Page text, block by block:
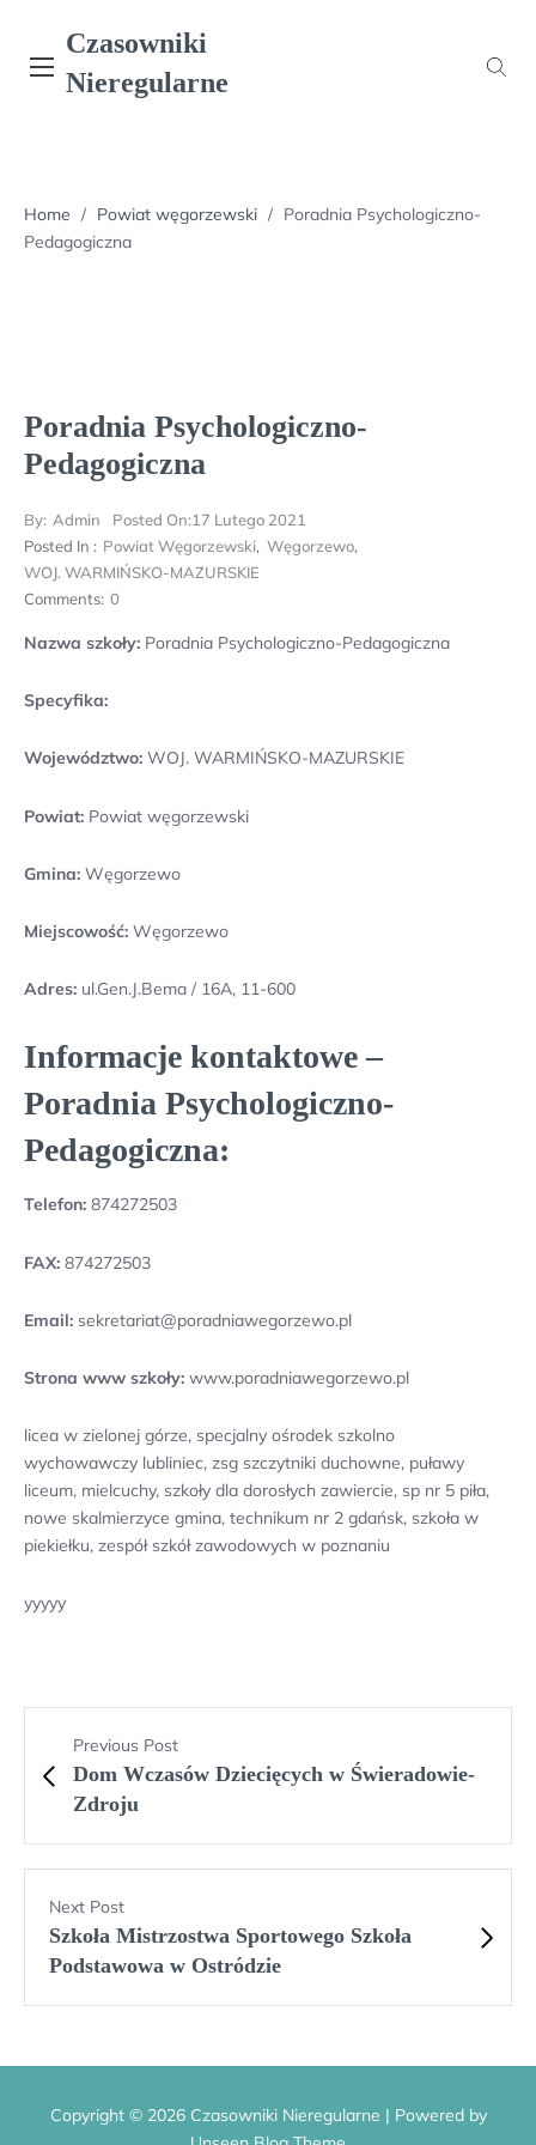
content
Czasowniki
Nieregularne
Home / Powiat węgorzewski / Poradnia Psychologiczno-
Pedagogiczna
Poradnia Psychologiczno-
Pedagogiczna
By: Admin Posted On:17 Lutego 2021
Posted In : Powiat Węgorzewski, Węgorzewo,
WOJ. WARMIŃSKO-MAZURSKIE
Comments: 0
Nazwa szkoły: Poradnia Psychologiczno-Pedagogiczna
Specyfika:
Województwo: WOJ. WARMIŃSKO-MAZURSKIE
Powiat: Powiat węgorzewski
Gmina: Węgorzewo
Miejscowość: Węgorzewo
Adres: ul.Gen.J.Bema / 16A, 11-600
Informacje kontaktowe –
Poradnia Psychologiczno-
Pedagogiczna:
Telefon: 874272503
FAX: 874272503
Email: sekretariat@poradniawegorzewo.pl
Strona www szkoły: www.poradniawegorzewo.pl
licea w zielonej górze, specjalny ośrodek szkolno
wychowawczy lubliniec, zsg szczytniki duchowne, puławy
liceum, mielcuchy, szkoły dla dorosłych zawiercie, sp nr 5 piła,
nowe skalmierzyce gmina, technikum nr 2 gdańsk, szkoła w
piekiełku, zespół szkół zawodowych w poznaniu
yyyyy
Previous Post
Dom Wczasów Dziecięcych w Świeradowie-
Zdroju
Next Post
Szkoła Mistrzostwa Sportowego Szkoła
Podstawowa w Ostródzie
Copyright © 2026 Czasowniki Nieregularne | Powered by